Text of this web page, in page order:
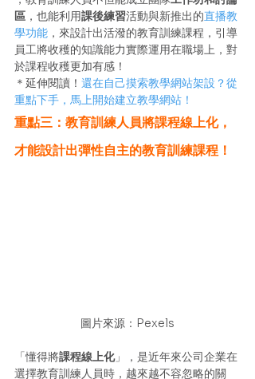
區 ，也能利用課後練習活動與新推出的直播教
學功能 ，來設計出活潑的教育訓練課程，引導
員工將收穫的知識能力實際運用在職場上，對
於課程收穫更加有感！
＊延伸閱讀！ 還在自己摸索教學網站架設？從
重點下手，馬上開始建立教學網站！
重點三：教育訓練人員將課程線上化，
才能設計出彈性自主的教育訓練課程！
圖片來源：Pexels
「懂得將課程線上化」，是近年來公司企業在
選擇教育訓練人員時，越來越不容忽略的關